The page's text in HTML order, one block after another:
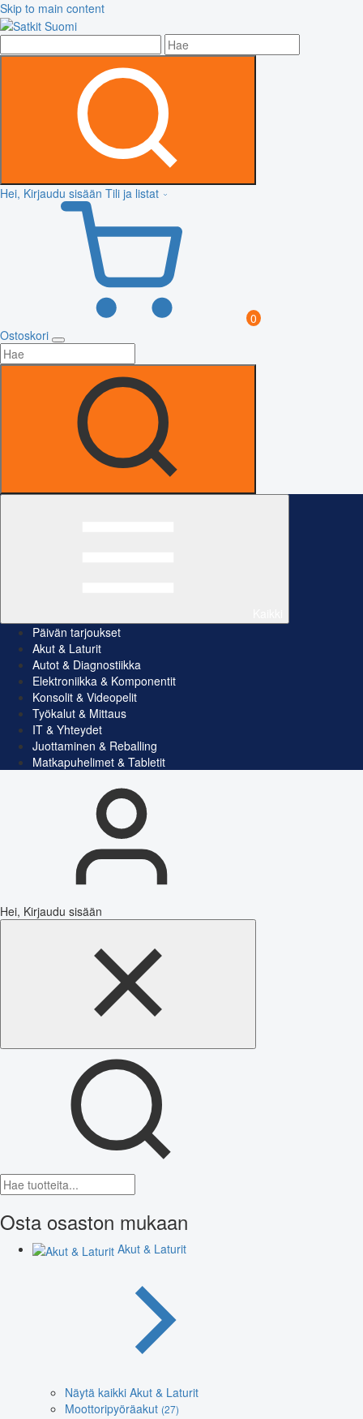
Skip to main content
Hei, Kirjaudu sisään Tili ja listat
0
Ostoskori
Päivän tarjoukset
Akut & Laturit
Autot & Diagnostiikka
Elektroniikka & Komponentit
Konsolit & Videopelit
Työkalut & Mittaus
IT & Yhteydet
Juottaminen & Reballing
Matkapuhelimet & Tabletit
Hei, Kirjaudu sisään
Osta osaston mukaan
Akut & Laturit
Näytä kaikki Akut & Laturit
Moottoripyöräakut (27)